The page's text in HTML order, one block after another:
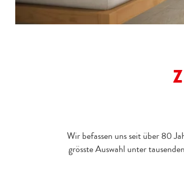
Wir befassen uns seit über 80
grösste Auswahl unter